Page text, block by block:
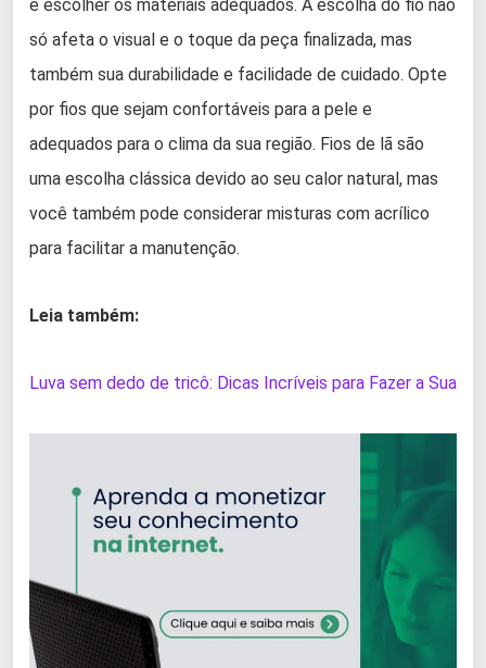
é escolher os materiais adequados. A escolha do fio não
só afeta o visual e o toque da peça finalizada, mas
também sua durabilidade e facilidade de cuidado. Opte
por fios que sejam confortáveis para a pele e
adequados para o clima da sua região. Fios de lã são
uma escolha clássica devido ao seu calor natural, mas
você também pode considerar misturas com acrílico
para facilitar a manutenção.
Leia também:
Luva sem dedo de tricô: Dicas Incríveis para Fazer a Sua